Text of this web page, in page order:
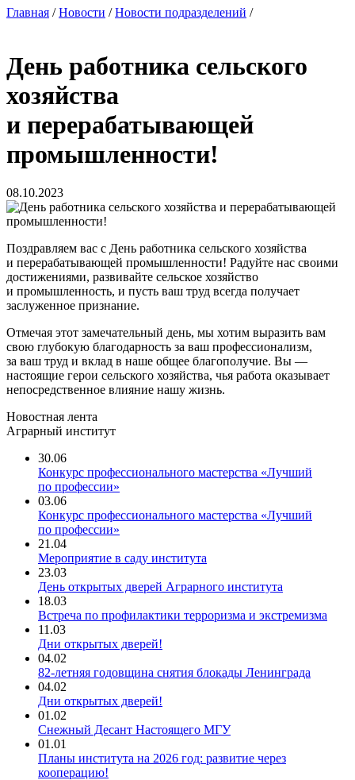
Главная /Новости /Новости подразделений /
День работника сельского
хозяйства
и перерабатывающей
промышленности!
08.10.2023
Поздравляем вас с День работника сельского хозяйства
и перерабатывающей промышленности! Радуйте нас своими
достижениями, развивайте сельское хозяйство
и промышленность, и пусть ваш труд всегда получает
заслуженное признание.
Отмечая этот замечательный день, мы хотим выразить вам
свою глубокую благодарность за ваш профессионализм,
за ваш труд и вклад в наше общее благополучие. Вы —
настоящие герои сельского хозяйства, чья работа оказывает
непосредственное влияние нашу жизнь.
Новостная лента
Аграрный институт
30.06
Конкурс профессионального мастерства «Лучший
по профессии»
03.06
Конкурс профессионального мастерства «Лучший
по профессии»
21.04
Мероприятие в саду института
23.03
День открытых дверей Аграрного института
18.03
Встреча по профилактики терроризма и экстремизма
11.03
Дни открытых дверей!
04.02
82-летняя годовщина снятия блокады Ленинграда
04.02
Дни открытых дверей!
01.02
Снежный Десант Настоящего МГУ
01.01
‎Планы института на 2026 год: развитие через
кооперацию!